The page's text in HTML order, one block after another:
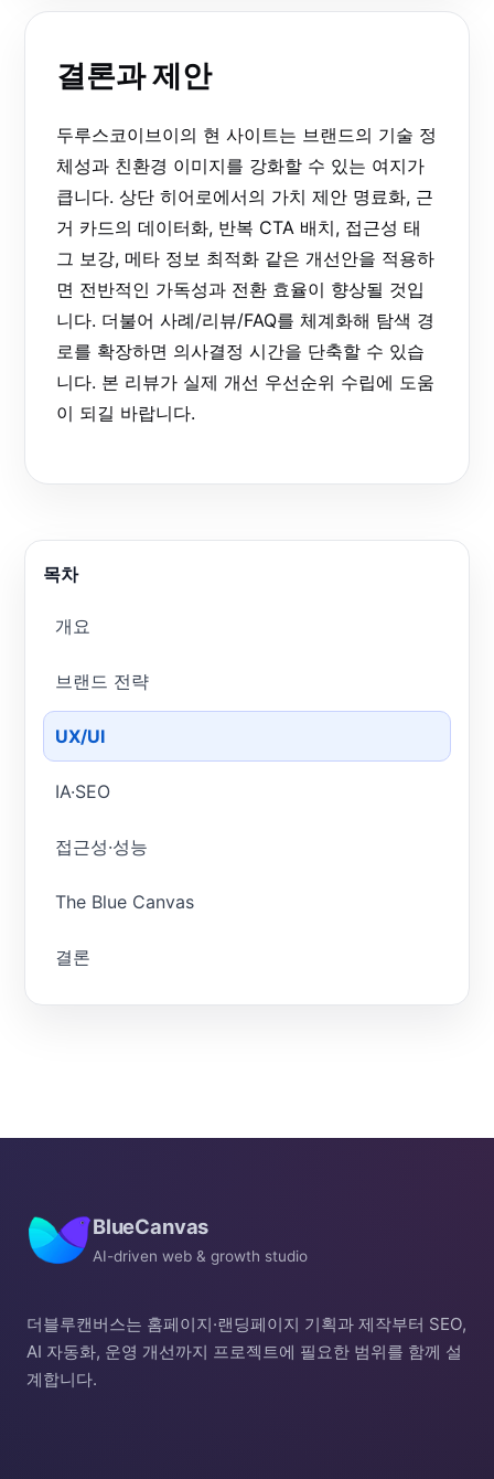
결론과 제안
두루스코이브이의 현 사이트는 브랜드의 기술 정
체성과 친환경 이미지를 강화할 수 있는 여지가
큽니다. 상단 히어로에서의 가치 제안 명료화, 근
거 카드의 데이터화, 반복 CTA 배치, 접근성 태
그 보강, 메타 정보 최적화 같은 개선안을 적용하
면 전반적인 가독성과 전환 효율이 향상될 것입
니다. 더불어 사례/리뷰/FAQ를 체계화해 탐색 경
로를 확장하면 의사결정 시간을 단축할 수 있습
니다. 본 리뷰가 실제 개선 우선순위 수립에 도움
이 되길 바랍니다.
목차
개요
브랜드 전략
UX/UI
IA·SEO
접근성·성능
The Blue Canvas
결론
BlueCanvas
AI-driven web & growth studio
더블루캔버스는 홈페이지·랜딩페이지 기획과 제작부터 SEO,
AI 자동화, 운영 개선까지 프로젝트에 필요한 범위를 함께 설
계합니다.